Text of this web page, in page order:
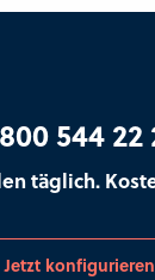
544 22
täglich.
Jetzt konfigurieren